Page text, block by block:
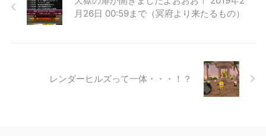
月26日 00:59まで（冥府より来たるもの）
レンダーヒルズって一体・・・！？